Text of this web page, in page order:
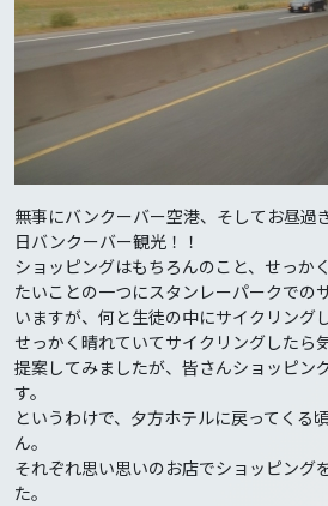
無事にバンクーバー空港、そしてお昼過
日バンクーバー観光！！
ショッピングはもちろんのこと、せっか
たいことの一つにスタンレーパークでの
いますが、何と生徒の中にサイクリング
せっかく晴れていてサイクリングしたら
提案してみましたが、皆さんショッピン
す。
というわけで、夕方ホテルに戻ってくる
ん。
それぞれ思い思いのお店でショッピング
た。